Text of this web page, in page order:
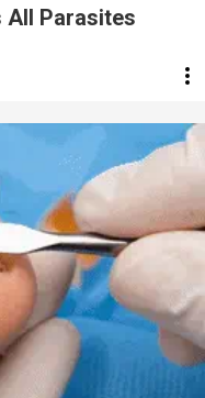
All Parasites